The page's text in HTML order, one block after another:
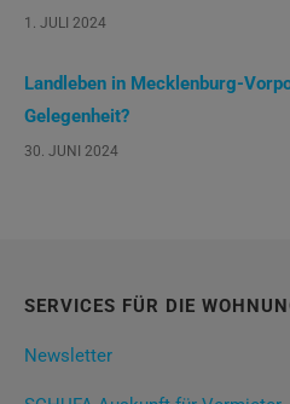
1. JULI 2024
Landleben in Mecklenburg-
Gelegenheit?
30. JUNI 2024
SERVICES FÜR DIE
Newsletter